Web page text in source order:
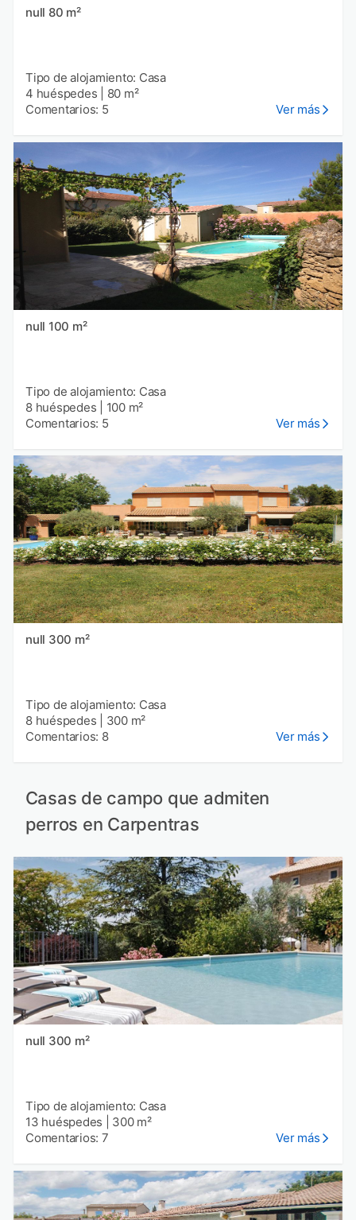
null 80 m²
Tipo de alojamiento: Casa
4 huéspedes
80 m²
Comentarios: 5
Ver más
null 100 m²
Tipo de alojamiento: Casa
8 huéspedes
100 m²
Comentarios: 5
Ver más
null 300 m²
Tipo de alojamiento: Casa
8 huéspedes
300 m²
Comentarios: 8
Ver más
Casas de campo que admiten
perros en Carpentras
null 300 m²
Tipo de alojamiento: Casa
13 huéspedes
300 m²
Comentarios: 7
Ver más